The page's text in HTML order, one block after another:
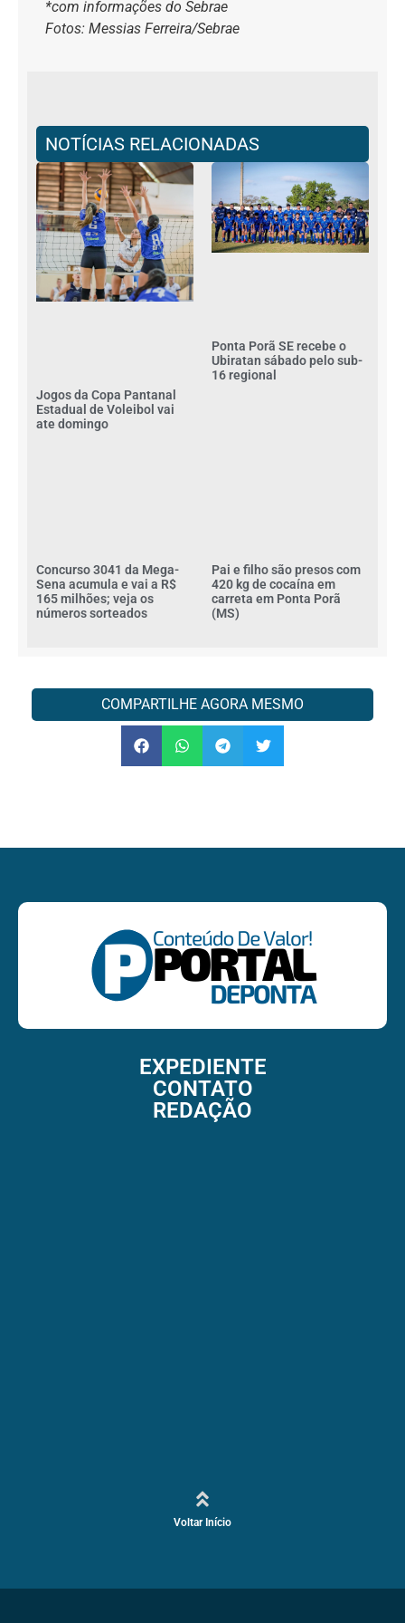
*com informações do Sebrae
Fotos: Messias Ferreira/Sebrae
NOTÍCIAS RELACIONADAS
Jogos da Copa Pantanal
Estadual de Voleibol vai
ate domingo
Ponta Porã SE recebe o
Ubiratan sábado pelo sub-
16 regional
Concurso 3041 da Mega-
Sena acumula e vai a R$
165 milhões; veja os
números sorteados
Pai e filho são presos com
420 kg de cocaína em
carreta em Ponta Porã
(MS)
COMPARTILHE AGORA MESMO
EXPEDIENTE
CONTATO
REDAÇÃO
Voltar Início